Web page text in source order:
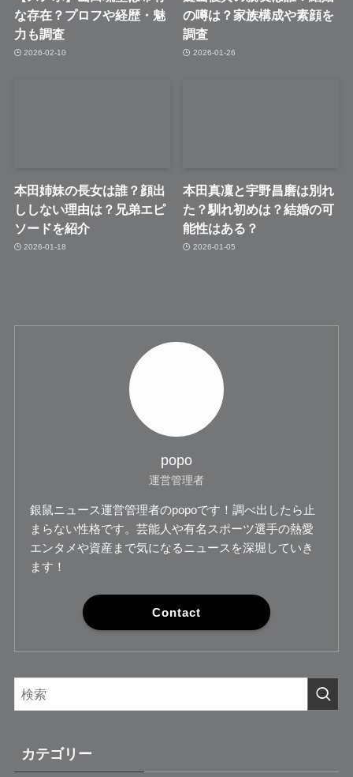
な存在？プロフや経歴・魅
力も調査
2026-02-10
の噂は？家族構成や素顔を
調査
2026-01-26
本田姉妹の長女は誰？顔出
ししない理由は？兄弟エピ
ソードを紹介
2026-01-18
本田真凜と宇野昌磨は別れ
た？馴れ初めは？結婚の可
能性はある？
2026-01-05
popo
運営管理者
銀鼠ニュース運営管理者のpopoです！調べ出したら止
まらない性格です。芸能人や有名スポーツ選手の熱愛
エンタメや資産まで気になるニュースを深堀していき
ます！
Contact
カテゴリー